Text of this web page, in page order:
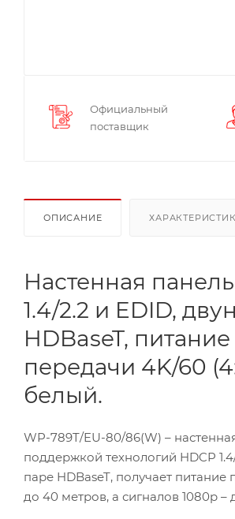
Официальный
поставщик
ОПИСАНИЕ
Настенная
1.4/2.2 и EDID,
HDBaseT,
передачи 4K/60
белый.
WP-789T/EU-80/86(W) –
поддержкой технологий HDCP
паре HDBaseT, получает
до 40 метров, а сигналов 1080p